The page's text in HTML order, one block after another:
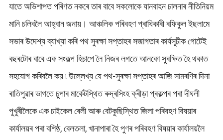
যাতে অভিশাপত পৰিণত নকৰে তাৰ বাবে সকলোকে যানবাহন চালনাৰ নীতিনিয়ম
মানি চলিবলৈ আহ্বান জনায়। আঞ্চলিক পৰিবহণ প্ৰাধিকাৰী ৰফিকুল ইছলামে
সভাৰ উদেশ্য ব্যাখ্যা কৰি পথ সুৰক্ষা সপ্তাহৰ সজাগতাৰ কাৰ্যসূচীক গোটেই
বছৰটোৰ বাবে এক সংকল্প হিচাপে লৈ নিজৰ লগতে আনকো সুৰক্ষিত হৈ থকাত
সহযোগ কৰিবলৈ কয় ৷ উল্লেখ্য যে পথ-সুৰক্ষা সপ্তাহৰ আজি সামৰণিৰ দিনা
ৰাতিপুৱাৰ ভাগতে চুপাৰ মাৰ্কেটস্থিত ৰুদ্ৰসিংহ ক্ৰীড়া প্ৰকল্পৰ পৰা দীঘলী
পুখুৰীলৈকে এক চাইকেল ৰেলী আৰু বেটকুছিস্থিত জিলা পৰিবহণ বিষয়াৰ
কাৰ্যালয়ৰ পৰা বশিষ্ঠ, বেলতলা, খানাপাৰা হৈ পুণৰ পৰিবহণ বিষয়াৰ কাৰ্যালয়লৈ